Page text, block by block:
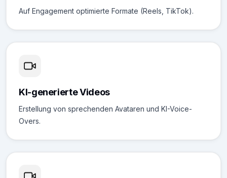
Auf Engagement optimierte Formate (Reels, TikTok).
KI-generierte Videos
Erstellung von sprechenden Avataren und KI-Voice-
Overs.